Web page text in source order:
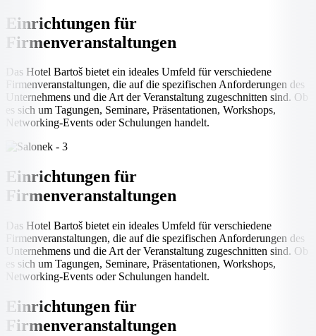
Einrichtungen für
Firmenveranstaltungen
Das Hotel Bartoš bietet ein ideales Umfeld für verschiedene
Firmenveranstaltungen, die auf die spezifischen Anforderungen des
Unternehmens und die Art der Veranstaltung zugeschnitten sind. Ob
es sich um Tagungen, Seminare, Präsentationen, Workshops,
Networking-Events oder Schulungen handelt.
Einrichtungen für
Firmenveranstaltungen
Das Hotel Bartoš bietet ein ideales Umfeld für verschiedene
Firmenveranstaltungen, die auf die spezifischen Anforderungen des
Unternehmens und die Art der Veranstaltung zugeschnitten sind. Ob
es sich um Tagungen, Seminare, Präsentationen, Workshops,
Networking-Events oder Schulungen handelt.
Einrichtungen für
Firmenveranstaltungen